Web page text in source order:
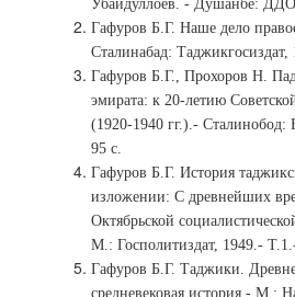
Убайдуллоев. - Душанбе:
Гафуров Б.Г. Наше дело
Сталинабад:
Гафуров Б.Г., Прохоров Н.
эмирата: к 20-летию
(1920-1940 гг.).-
95 с.
Гафуров Б.Г. История
изложении: С древнейших
Октябрьской
М.: Госполитиздат, 1949.-
Гафуров Б.Г. Таджики.
средневековая история.- М.: